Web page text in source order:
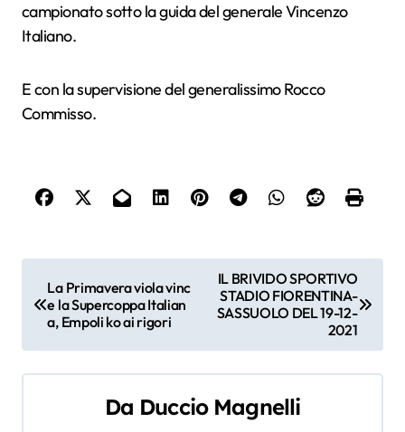
campionato sotto la guida del generale Vincenzo
Italiano.
E con la supervisione del generalissimo Rocco
Commisso.
a
v
i
La Primavera viola vinc
e la Supercoppa Italian
a, Empoli ko ai rigori
IL BRIVIDO SPORTIVO
STADIO FIORENTINA-
SASSUOLO DEL 19-12-
2021
Da Duccio Magnelli